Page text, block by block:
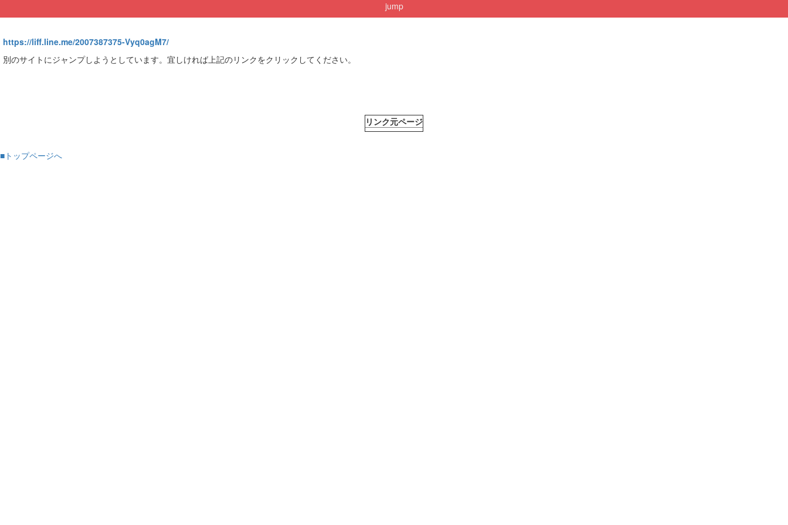
jump
https://liff.line.me/2007387375-Vyq0agM7/
別のサイトにジャンプしようとしています。宜しければ上記のリンクをクリックしてください。
リンク元ページ
■トップページへ